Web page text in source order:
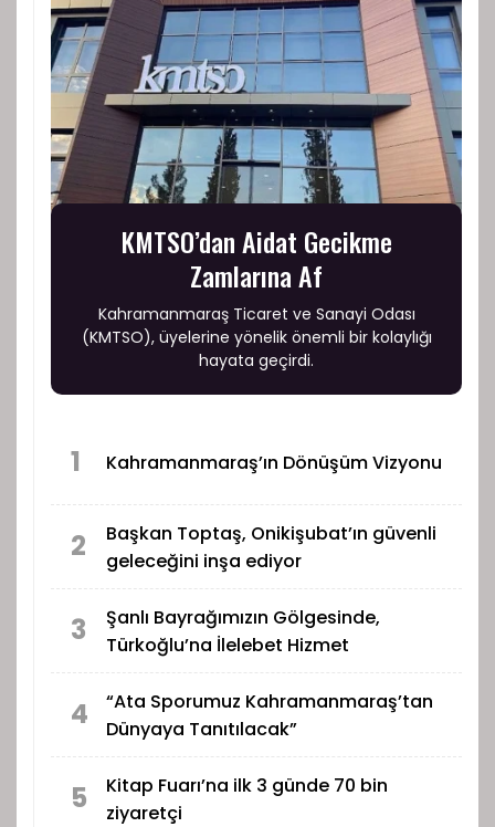
KMTSO’dan Aidat Gecikme
Zamlarına Af
Kahramanmaraş Ticaret ve Sanayi Odası
(KMTSO), üyelerine yönelik önemli bir kolaylığı
hayata geçirdi.
1 Kahramanmaraş’ın Dönüşüm Vizyonu
2
Başkan Toptaş, Onikişubat’ın güvenli
geleceğini inşa ediyor
3
Şanlı Bayrağımızın Gölgesinde,
Türkoğlu’na İlelebet Hizmet
4
“Ata Sporumuz Kahramanmaraş’tan
Dünyaya Tanıtılacak”
5
Kitap Fuarı’na ilk 3 günde 70 bin
ziyaretçi